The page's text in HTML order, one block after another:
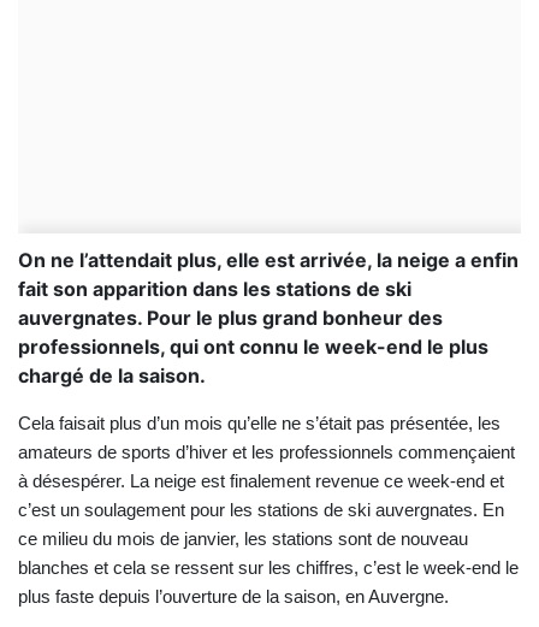
On ne l’attendait plus, elle est arrivée, la neige a enfin
fait son apparition dans les stations de ski
auvergnates. Pour le plus grand bonheur des
professionnels, qui ont connu le week-end le plus
chargé de la saison.
Cela faisait plus d’un mois qu’elle ne s’était pas présentée, les
amateurs de sports d’hiver et les professionnels commençaient
à désespérer. La neige est finalement revenue ce week-end et
c’est un soulagement pour les stations de ski auvergnates. En
ce milieu du mois de janvier, les stations sont de nouveau
blanches et cela se ressent sur les chiffres, c’est le week-end le
plus faste depuis l’ouverture de la saison, en Auvergne.